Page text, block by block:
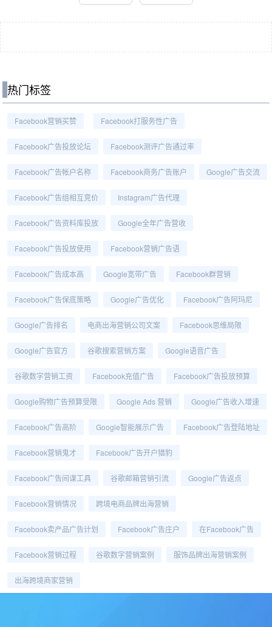
热门标签
Facebook营销买赞 Facebook打服务性广告
Facebook广告投放论坛 Facebook测评广告通过率
Facebook广告帐户名称 Facebook商务广告账户 Google广告交流
Facebook广告组相互竞价 Instagram广告代理
Facebook广告资料库投放 Google全年广告营收
Facebook广告投放使用 Facebook营销广告语
Facebook广告成本高 Google宽带广告 Facebook群营销
Facebook广告保底策略 Google广告优化 Facebook广告阿玛尼
Google广告排名 电商出海营销公司文案 Facebook思维局限
Google广告官方 谷歌搜索营销方案 Google语音广告
谷歌数字营销工资 Facebook充值广告 Facebook广告投放预算
Google购物广告预算受限 Google Ads 营销 Google广告收入增速
Facebook广告高阶 Google智能展示广告 Facebook广告登陆地址
Facebook营销鬼才 Facebook广告开户猎豹
Facebook广告间谍工具 谷歌邮箱营销引流 Google广告返点
Facebook营销情况 跨境电商品牌出海营销
Facebook卖产品广告计划 Facebook广告庄户 在Facebook广告
Facebook营销过程 谷歌数字营销案例 服饰品牌出海营销案例
出海跨境商家营销